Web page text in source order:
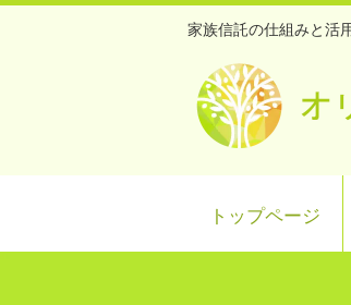
家族信託の仕組みと活
トップページ